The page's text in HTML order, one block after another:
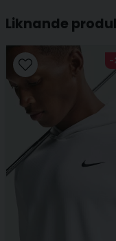
Liknande
-
email
Mejladress
Ja, ni får